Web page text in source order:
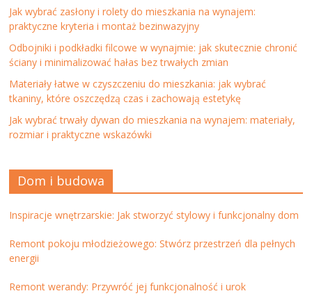
Jak wybrać zasłony i rolety do mieszkania na wynajem:
praktyczne kryteria i montaż bezinwazyjny
Odbojniki i podkładki filcowe w wynajmie: jak skutecznie chronić
ściany i minimalizować hałas bez trwałych zmian
Materiały łatwe w czyszczeniu do mieszkania: jak wybrać
tkaniny, które oszczędzą czas i zachowają estetykę
Jak wybrać trwały dywan do mieszkania na wynajem: materiały,
rozmiar i praktyczne wskazówki
Dom i budowa
Inspiracje wnętrzarskie: Jak stworzyć stylowy i funkcjonalny dom
Remont pokoju młodzieżowego: Stwórz przestrzeń dla pełnych
energii
Remont werandy: Przywróć jej funkcjonalność i urok